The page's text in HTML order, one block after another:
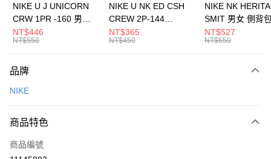
元大商業銀行
台灣樂天信用卡公司
全盈+PAY
AFTEE先享後付
【關於「AFTEE先享後付」】
便利好安心！
３．安心：先確認商品／服務後，再付款。
【「AFTEE先享後付」結帳流程】
運送方式
每筆NT$100，滿NT$1,500(含以上)免運費
宅配
NIKE U J UNICORN
CRW 1PR -160 男女
中統襪 FZ3393100
NT$446
NT$550
NIKE U NK ED CSH
CREW 2P-144
EMBRDY 男女 短統襪
FZ3073133
NT$365
NT$450
NIKE NK
SMIT 男女 側背
BA5871010
NT$527
NT$650
品牌
NIKE
商品特色
商品編號